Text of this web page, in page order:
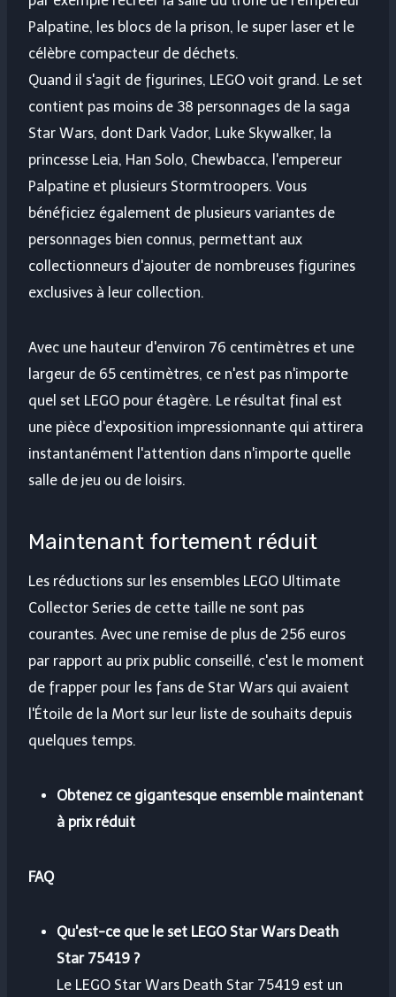
Palpatine, les blocs de la prison, le super laser et le
célèbre compacteur de déchets.
Quand il s'agit de figurines, LEGO voit grand. Le set
contient pas moins de 38 personnages de la saga
Star Wars, dont Dark Vador, Luke Skywalker, la
princesse Leia, Han Solo, Chewbacca, l'empereur
Palpatine et plusieurs Stormtroopers. Vous
bénéficiez également de plusieurs variantes de
personnages bien connus, permettant aux
collectionneurs d'ajouter de nombreuses figurines
exclusives à leur collection.
Avec une hauteur d'environ 76 centimètres et une
largeur de 65 centimètres, ce n'est pas n'importe
quel set LEGO pour étagère. Le résultat final est
une pièce d'exposition impressionnante qui attirera
instantanément l'attention dans n'importe quelle
salle de jeu ou de loisirs.
Maintenant fortement réduit
Les réductions sur les ensembles LEGO Ultimate
Collector Series de cette taille ne sont pas
courantes. Avec une remise de plus de 256 euros
par rapport au prix public conseillé, c'est le moment
de frapper pour les fans de Star Wars qui avaient
l'Étoile de la Mort sur leur liste de souhaits depuis
quelques temps.
Obtenez ce gigantesque ensemble maintenant
à prix réduit
FAQ
Qu'est-ce que le set LEGO Star Wars Death
Star 75419 ?
Le LEGO Star Wars Death Star 75419 est un